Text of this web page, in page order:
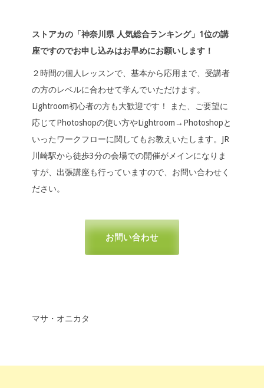
ストアカの「神奈川県 人気総合ランキング」1位の講
座ですのでお申し込みはお早めにお願いします！
２時間の個人レッスンで、基本から応用まで、受講者
の方のレベルに合わせて学んでいただけます。
Lightroom初心者の方も大歓迎です！ また、ご要望に
応じてPhotoshopの使い方やLightroom→Photoshopと
いったワークフローに関してもお教えいたします。JR
川崎駅から徒歩3分の会場での開催がメインになりま
すが、出張講座も行っていますので、お問い合わせく
ださい。
お問い合わせ
マサ・オニカタ